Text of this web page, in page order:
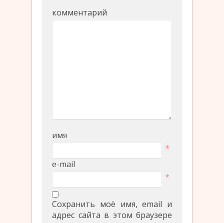
комментарий
имя
*
e-mail
*
Сохранить моё имя, email и
адрес сайта в этом браузере